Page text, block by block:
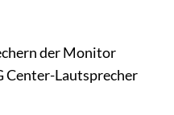
der Monitor
Center-Lautsprecher